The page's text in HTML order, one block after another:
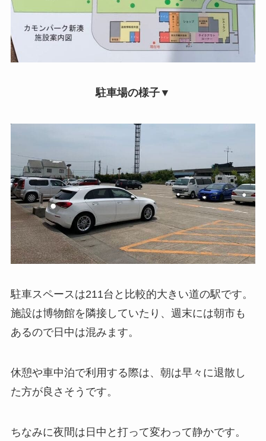
駐車場の様子▼
駐車スペースは211台と比較的大きい道の駅です。
施設は博物館を隣接していたり、週末には朝市も
あるので日中は混みます。
休憩や車中泊で利用する際は、朝は早々に退散し
た方が良さそうです。
ちなみに夜間は日中と打って変わって静かです。